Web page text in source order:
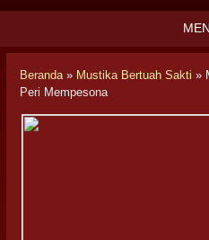
Beranda» Mustika Bertuah Sakti »
Peri Mempesona